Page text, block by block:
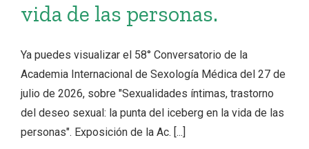
vida de las personas.
Ya puedes visualizar el 58° Conversatorio de la
Academia Internacional de Sexología Médica del 27 de
julio de 2026, sobre "Sexualidades íntimas, trastorno
del deseo sexual: la punta del iceberg en la vida de las
personas". Exposición de la Ac. [...]